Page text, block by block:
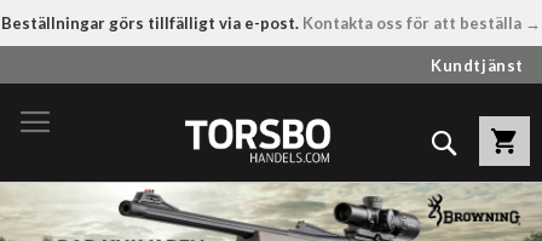
Beställningar görs tillfälligt via e-post. Kontakta oss för att beställa →
till
innehållet
Kundtjänst
Sök